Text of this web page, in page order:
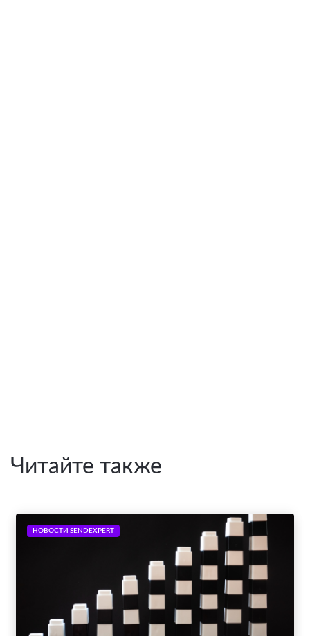
Читайте также
НОВОСТИ SENDEXPERT